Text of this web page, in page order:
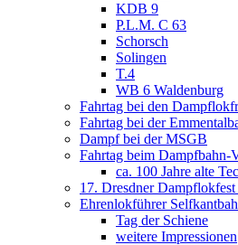
KDB 9
P.L.M. C 63
Schorsch
Solingen
T.4
WB 6 Waldenburg
Fahrtag bei den
Fahrtag bei der
Dampf bei der MSGB
Fahrtag beim
ca. 100 Jahre alte
17. Dresdner
Ehrenlokführer
Tag der Schiene
weitere Impressionen